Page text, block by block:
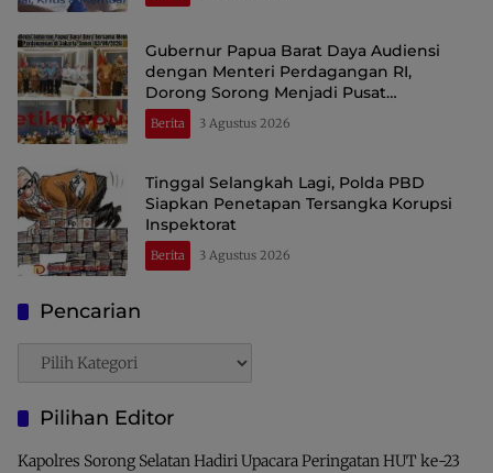
Gubernur Papua Barat Daya Audiensi
dengan Menteri Perdagangan RI,
Dorong Sorong Menjadi Pusat
Perdagangan dan Ekspor Kawasan Timur
Indonesia
Berita 3 Agustus 2026
Tinggal Selangkah Lagi, Polda PBD
Siapkan Penetapan Tersangka Korupsi
Inspektorat
Berita 3 Agustus 2026
Pencarian
Pencarian
Pilihan Editor
Kapolres Sorong Selatan Hadiri Upacara Peringatan HUT ke-23